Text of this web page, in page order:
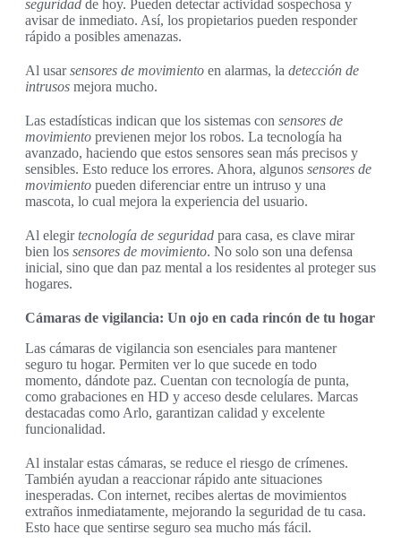
seguridad de hoy. Pueden detectar actividad sospechosa y
avisar de inmediato. Así, los propietarios pueden responder
rápido a posibles amenazas.
Al usarsensores de movimiento en alarmas, la detección de
intrusos mejora mucho.
Las estadísticas indican que los sistemas con sensores de
movimiento previenen mejor los robos. La tecnología ha
avanzado, haciendo que estos sensores sean más precisos y
sensibles. Esto reduce los errores. Ahora, algunos sensores de
movimiento pueden diferenciar entre un intruso y una
mascota, lo cual mejora la experiencia del usuario.
Al elegirtecnología de seguridad para casa, es clave mirar
bien los sensores de movimiento. No solo son una defensa
inicial, sino que dan paz mental a los residentes al proteger sus
hogares.
Cámaras de vigilancia: Un ojo en cada rincón de tu hogar
Las cámaras de vigilancia son esenciales para mantener
seguro tu hogar. Permiten ver lo que sucede en todo
momento, dándote paz. Cuentan con tecnología de punta,
como grabaciones en HD y acceso desde celulares. Marcas
destacadas como Arlo, garantizan calidad y excelente
funcionalidad.
Al instalar estas cámaras, se reduce el riesgo de crímenes.
También ayudan a reaccionar rápido ante situaciones
inesperadas. Con internet, recibes alertas de movimientos
extraños inmediatamente, mejorando la seguridad de tu casa.
Esto hace que sentirse seguro sea mucho más fácil.